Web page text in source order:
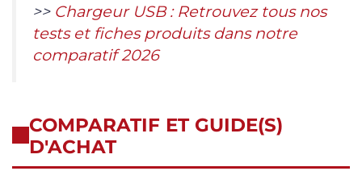
>> Chargeur USB : Retrouvez tous nos
tests et fiches produits dans notre
comparatif 2026
COMPARATIF ET GUIDE(S)
D'ACHAT